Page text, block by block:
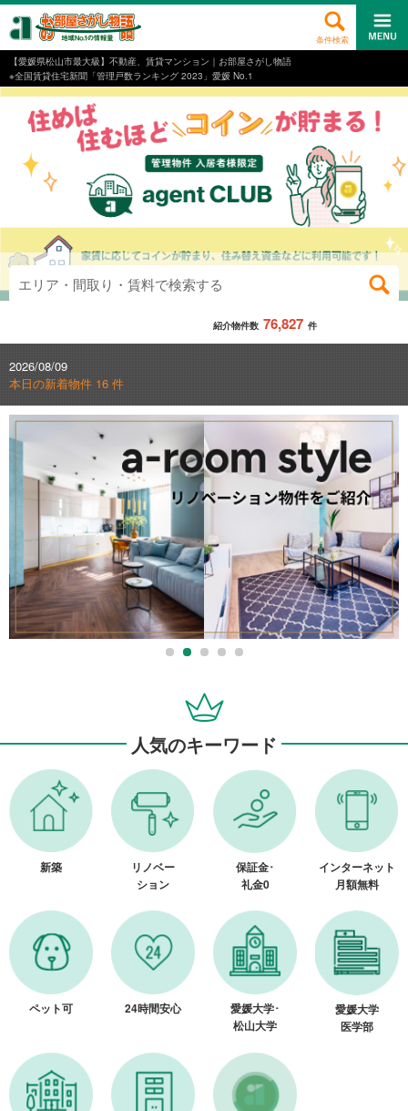
条件検索
【愛媛県松山市最大級】不動産、賃貸マンション｜お部屋さがし物語
※全国賃貸住宅新聞「管理戸数ランキング 2023」愛媛 No.1
紹介物件数 76,827 件
エリア・間取り・賃料で検索する
2026/08/09
本日の新着物件 16 件
人気のキーワード
新築
リノベー
ション
保証金･
礼金0
インターネット
月額無料
ペット可 24時間安心
愛媛大学･
松山大学
愛媛大学
医学部